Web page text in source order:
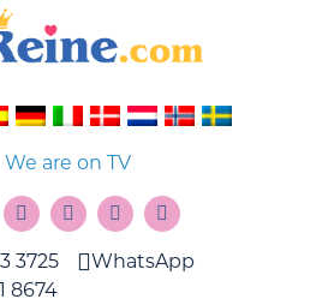
We are on TV
3725
8674
WhatsApp